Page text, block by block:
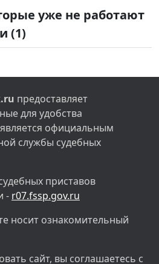
уже не работают
(1)
предоставляет
для удобства
официальным
службы судебных
приставов
- r07.fssp.gov.ru
носит ознакомительный
сайт, вы соглашаетесь с